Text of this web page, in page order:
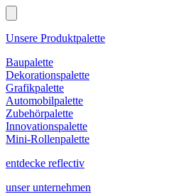
Unsere Produktpalette
Baupalette
Dekorationspalette
Grafikpalette
Automobilpalette
Zubehörpalette
Innovationspalette
Mini-Rollenpalette
entdecke reflectiv
unser unternehmen